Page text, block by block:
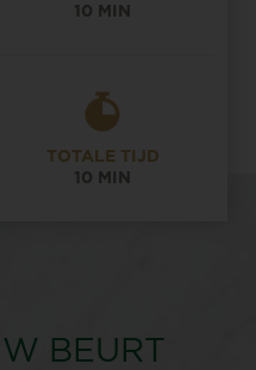
10 MIN
TOTALE TIJD
10 MIN
BEURT